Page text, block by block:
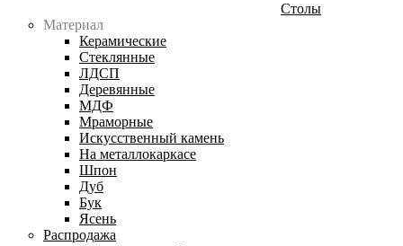
Столы
Материал
Керамические
Стеклянные
ЛДСП
Деревянные
МДФ
Мраморные
Искусственный камень
На металлокаркасе
Шпон
Дуб
Бук
Ясень
Распродажа